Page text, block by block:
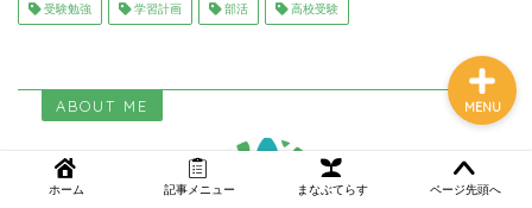
受験勉強 学習計画 部活 高校受験
ABOUT ME
ホーム 記事メニュー まなぶてらす ページ先頭へ
MENU